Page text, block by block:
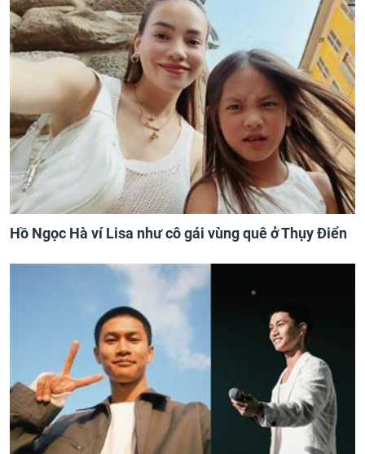
Hồ Ngọc Hà ví Lisa như cô gái vùng quê ở Thụy Điển